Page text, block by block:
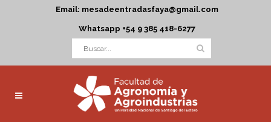
Email: mesadeentradasfaya@gmail.com
Whatsapp +54 9 385 418-6277